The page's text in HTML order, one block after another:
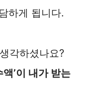
하게 됩니다.
각하셨나요?
액’이 내가 받는